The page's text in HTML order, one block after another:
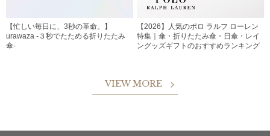
【忙しい毎日に、3秒の革命。】
urawaza -３秒でたためる折りたたみ
傘-
【2026】人気のポロ ラルフ ローレン
特集｜傘・折りたたみ傘・日傘・レイ
ングッズギフトのおすすめランキング
VIEW MORE